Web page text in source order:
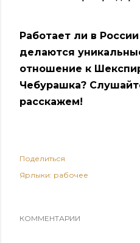
Работает ли в
делаются
отношение к
Чебурашка?
расскажем!
Поделиться
Ярлыки: рабочее
КОММЕНТАРИИ